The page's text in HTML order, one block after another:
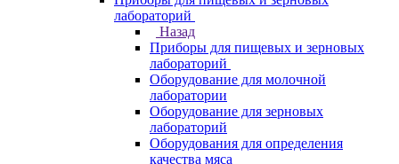
лабораторий
Назад
Приборы для пищевых и зерновых
лабораторий
Оборудование для молочной
лаборатории
Оборудование для зерновых
лабораторий
Оборудования для определения
качества мяса